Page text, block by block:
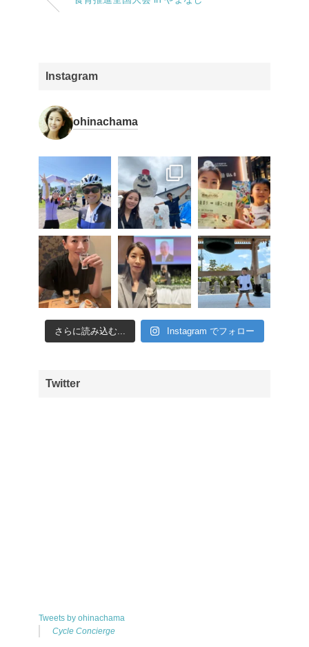
Instagram
ohinachama
さらに読み込む... Instagram でフォロー
Twitter
Tweets by ohinachama
Cycle Concierge